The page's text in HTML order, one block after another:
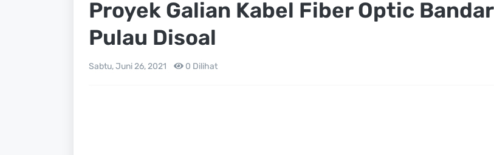
Proyek Galian Kabel Fiber Optic Bandar
Pulau Disoal
Sabtu, Juni 26, 2021 0 Dilihat